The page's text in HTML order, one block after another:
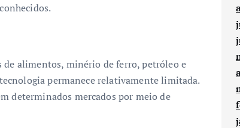
de alimentos, minério de ferro, petróleo e
permanece relativamente limitada.
determinados mercados por meio de